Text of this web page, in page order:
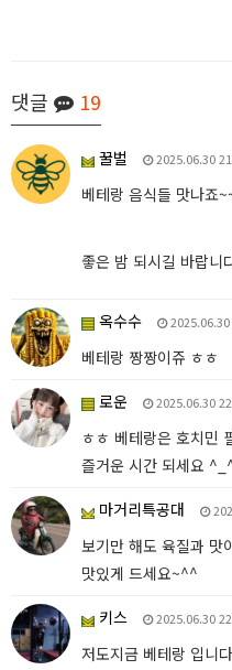
댓글 19
꿀벌 2025.06.30
베테랑 음식들 맛나죠
좋은 밤 되시길 바랍니
옥수수 2025.06.30
베테랑 짱짱이쥬 ㅎㅎ
로운
2025.06.30
ㅎㅎ 베테랑은 호치민
즐거운 시간 되세요
마거리특공대
보기만 해도 육질과 맛
맛있게 드세요~^^
키스
2025.06.30
저도지금 베테랑 입니